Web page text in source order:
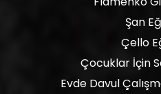
Şan
Çello
Çocuklar İçin
Evde Davul